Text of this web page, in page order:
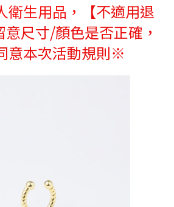
衛生用品，
【不適用退
尺寸/顏色是否正確，
意本次活動規則※